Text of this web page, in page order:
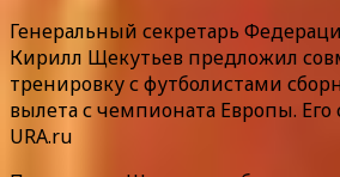
Генеральный секретарь
Кирилл Щекутьев предложил
тренировку с футболистами
вылета с чемпионата Европы. Его
URA.ru